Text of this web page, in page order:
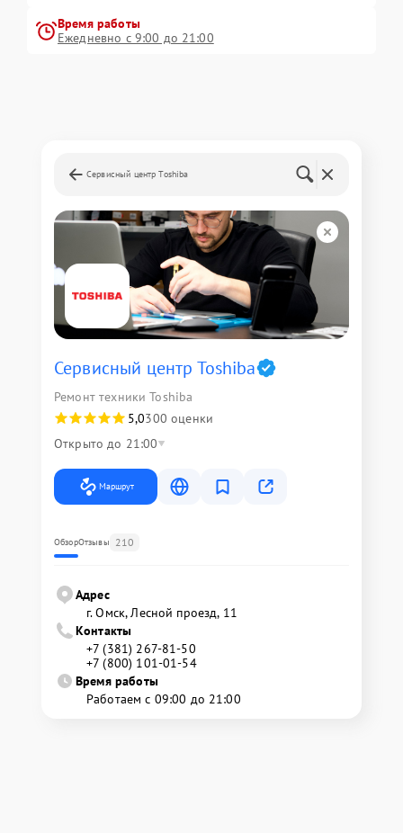
Время работы
Ежедневно с 9:00 до 21:00
Сервисный центр Toshiba
Сервисный центр Toshiba
Ремонт техники Toshiba
5,0300 оценки
Открыто до 21:00
Маршрут
ОбзорОтзывы 210
Адрес
г. Омск, ​Лесной проезд, 11
Контакты
+7 (381) 267-81-50
+7 (800) 101-01-54
Время работы
Работаем с 09:00 до 21:00